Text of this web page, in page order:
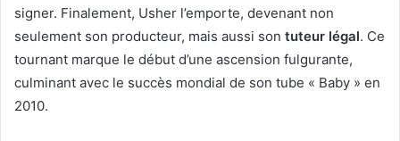
signer. Finalement, Usher l’emporte, devenant non
seulement son producteur, mais aussi son tuteur légal. Ce
tournant marque le début d’une ascension fulgurante,
culminant avec le succès mondial de son tube « Baby » en
2010.